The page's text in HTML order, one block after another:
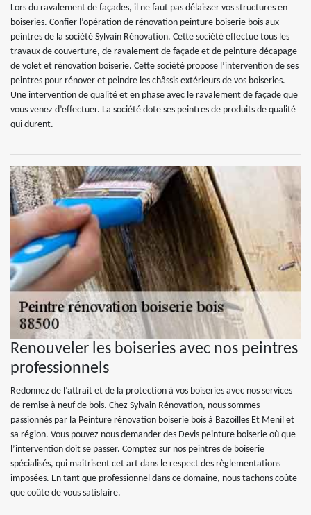
Lors du ravalement de façades, il ne faut pas délaisser vos structures en
boiseries. Confier l’opération de rénovation peinture boiserie bois aux
peintres de la société Sylvain Rénovation. Cette société effectue tous les
travaux de couverture, de ravalement de façade et de peinture décapage
de volet et rénovation boiserie. Cette société propose l’intervention de ses
peintres pour rénover et peindre les châssis extérieurs de vos boiseries.
Une intervention de qualité et en phase avec le ravalement de façade que
vous venez d’effectuer. La société dote ses peintres de produits de qualité
qui durent.
Renouveler les boiseries avec nos peintres
professionnels
Redonnez de l’attrait et de la protection à vos boiseries avec nos services
de remise à neuf de bois. Chez Sylvain Rénovation, nous sommes
passionnés par la Peinture rénovation boiserie bois à Bazoilles Et Menil et
sa région. Vous pouvez nous demander des Devis peinture boiserie où que
l’intervention doit se passer. Comptez sur nos peintres de boiserie
spécialisés, qui maitrisent cet art dans le respect des règlementations
imposées. En tant que professionnel dans ce domaine, nous tachons coûte
que coûte de vous satisfaire.